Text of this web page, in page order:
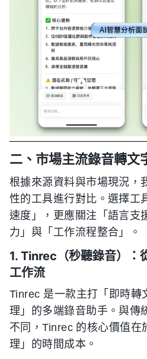
二、市場主流錄音轉文
根據來源資料與市場現況，
性的工具進行對比。選擇工
速度」，更應關注「語言支
力」與「工作流程整合」。
1. Tinrec（秒聽錄音）：
工作流
Tinrec 是一款主打「即時轉
理」的多端錄音助手。與傳
不同，Tinrec 的核心價值在
理」的時間成本。